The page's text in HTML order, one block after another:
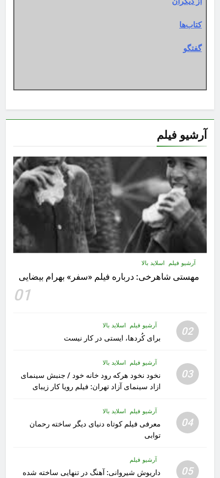
کتاب‌ها
گفتگو
آرشیو فیلم
آرشیو فیلم اسلاید بالا
مهستى شاهرخى:‌ درباره فيلم «سفر» بهرام بیضایی
01
02 آرشیو فیلم اسلاید بالا
برای کُردها، ایستی در کار نیست
03
آرشیو فیلم اسلاید بالا
نخود نخود هرکه رود خانه خود / جنبش سینمای
ازاد سینمای آزاد تهران: فیلم رویا کار زیبای
04
آرشیو فیلم اسلاید بالا
معرفی فیلم کوتاه دنیای دیگر ساخته رحمان
توابی
05
آرشیو فیلم
داریوش شیروانی: آهنگ در تنهایی ساخته شده